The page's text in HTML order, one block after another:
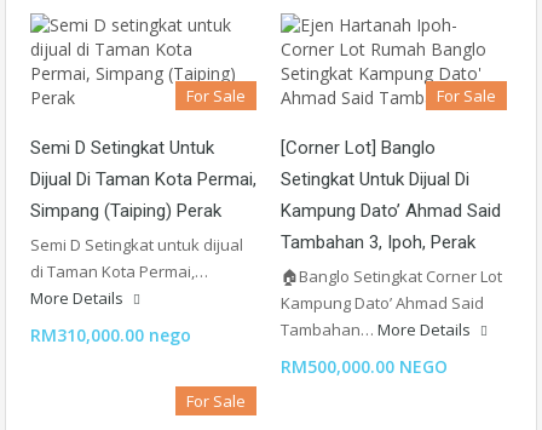
For Sale
Semi D Setingkat Untuk
Dijual Di Taman Kota Permai,
Simpang (Taiping) Perak
Semi D Setingkat untuk dijual
di Taman Kota Permai,…
More Details
RM310,000.00 nego
For Sale
[Corner Lot] Banglo
Setingkat Untuk Dijual Di
Kampung Dato’ Ahmad Said
Tambahan 3, Ipoh, Perak
🏠Banglo Setingkat Corner Lot
Kampung Dato’ Ahmad Said
Tambahan… More Details
RM500,000.00 NEGO
For Sale